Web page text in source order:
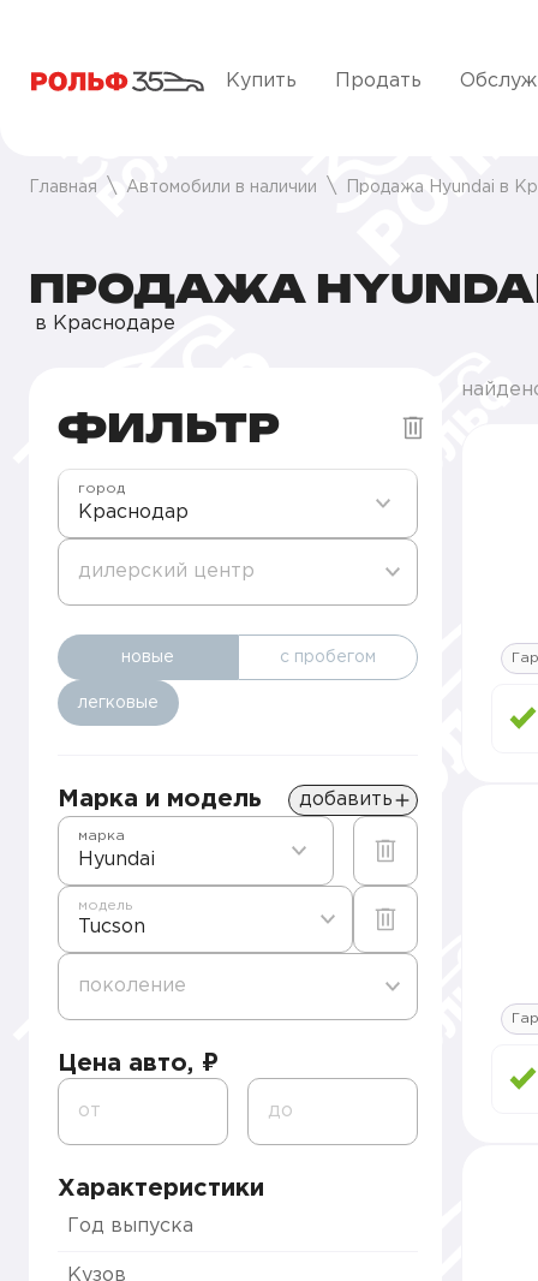
Купить Продать
Главная Автомобили в наличии Продажа Hyundai в
ПРОДАЖА HYUNDAI
в Краснодаре
ФИЛЬТР
Краснодар
город
дилерский центр
новые с пробегом
легковые
Марка и модель добавить
Hyundai
марка
Tucson
модель
поколение
Цена авто, ₽
от до
Характеристики
Год выпуска
Кузов